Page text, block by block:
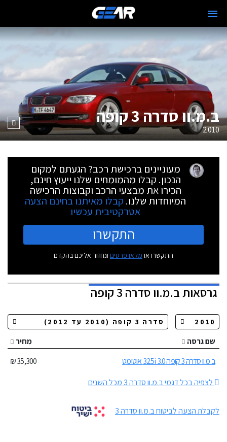
ב.מ.וו סדרה 3 קופה
2010
מעוניינים ברכישת רכב? הגעתם למקום
הנכון. קבלו מהמומחים שלנו ייעוץ חינם,
הכירו את מבצעי הרכב וקבוצות הרכישה
המיוחדות שלנו. קבלו מאיתנו בחינם הצעה
אטרקטיבית עכשיו
התקשרו
התקשרו או מלאו פרטים ונחזור אליכם בהקדם
גרסאותב.מ.וו סדרה 3 קופה
שם גרסה
מחיר
ב.מ.וו סדרה 3 קופה 325i 3.0 אוטומט
35,300 ₪
לצפיה בכל דגמי ב.מ.וו סדרה 3 מכל השנים
לקבלת הצעה לביטוח ב.מ.וו סדרה 3